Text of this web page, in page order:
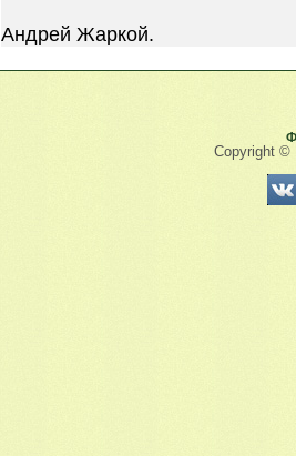
Андрей Жаркой.
Copyright ©